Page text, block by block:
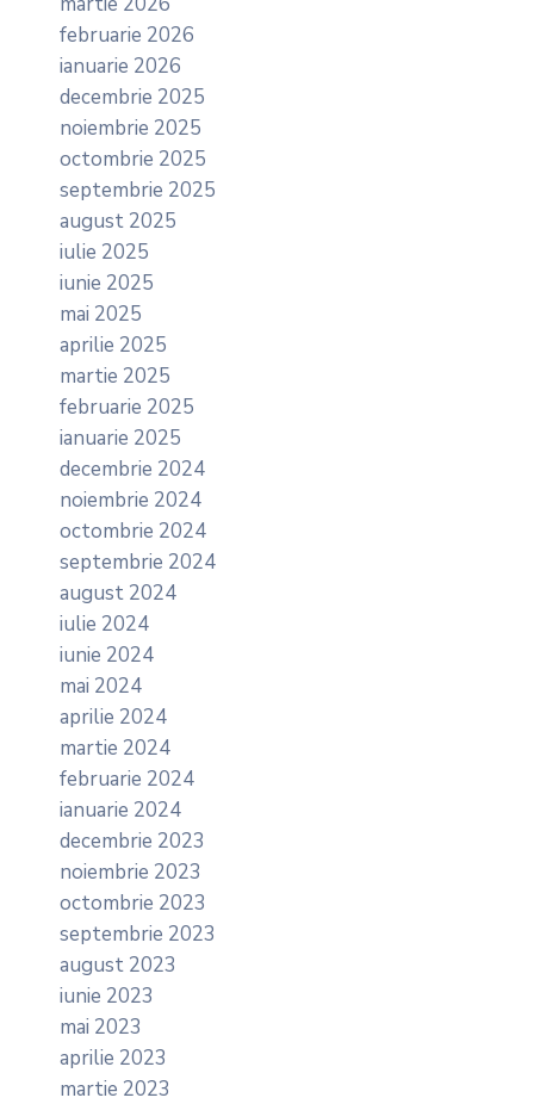
februarie 2026
ianuarie 2026
decembrie 2025
noiembrie 2025
octombrie 2025
septembrie 2025
august 2025
iulie 2025
iunie 2025
mai 2025
aprilie 2025
martie 2025
februarie 2025
ianuarie 2025
decembrie 2024
noiembrie 2024
octombrie 2024
septembrie 2024
august 2024
iulie 2024
iunie 2024
mai 2024
aprilie 2024
martie 2024
februarie 2024
ianuarie 2024
decembrie 2023
noiembrie 2023
octombrie 2023
septembrie 2023
august 2023
iunie 2023
mai 2023
aprilie 2023
martie 2023